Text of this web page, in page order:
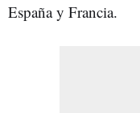
España y Francia.